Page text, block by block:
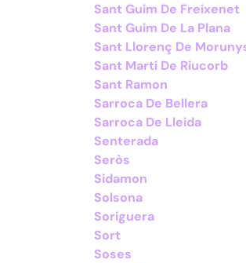
Sant Guim De Freixenet
Sant Guim De La Plana
Sant Llorenç De
Sant Martí De Riucorb
Sant Ramon
Sarroca De Bellera
Sarroca De Lleida
Senterada
Seròs
Sidamon
Solsona
Soriguera
Sort
Soses